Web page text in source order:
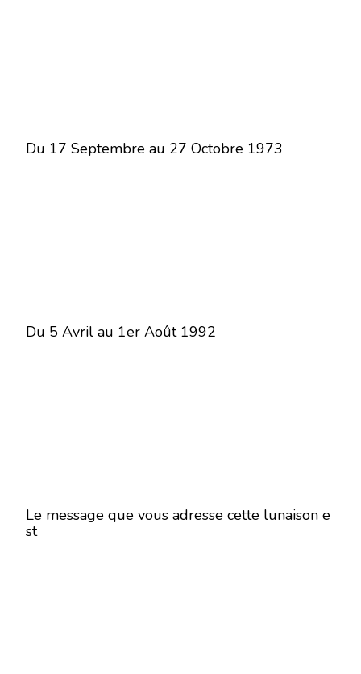
Du 17 Septembre au 27 Octobre 1973
Du 5 Avril au 1er Août 1992
Le message que vous adresse cette lunaison e
st